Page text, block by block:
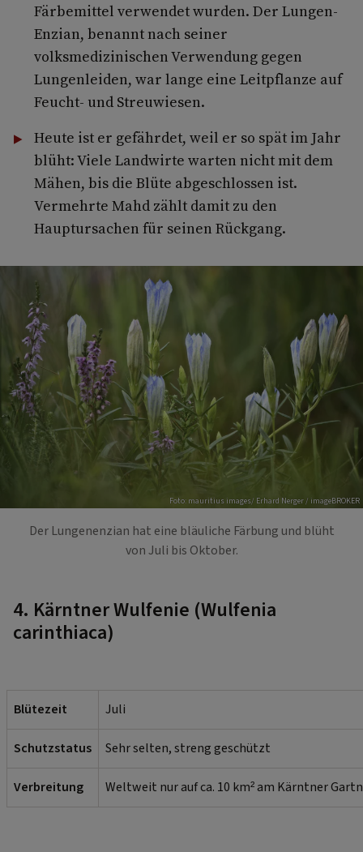
Färbemittel verwendet wurden. Der Lungen-
Enzian, benannt nach seiner
volksmedizinischen Verwendung gegen
Lungenleiden, war lange eine Leitpflanze auf
Feucht- und Streuwiesen.
Heute ist er gefährdet, weil er so spät im Jahr
blüht: Viele Landwirte warten nicht mit dem
Mähen, bis die Blüte abgeschlossen ist.
Vermehrte Mahd zählt damit zu den
Hauptursachen für seinen Rückgang.
Foto: mauritius images/ Erhard Nerger / imageBROKER
Der Lungenenzian hat eine bläuliche Färbung und blüht
von Juli bis Oktober.
4. Kärntner Wulfenie (Wulfenia
carinthiaca)
Blütezeit Juli
Schutzstatus Sehr selten, streng geschützt
Verbreitung Weltweit nur auf ca. 10 km² am Kärntner